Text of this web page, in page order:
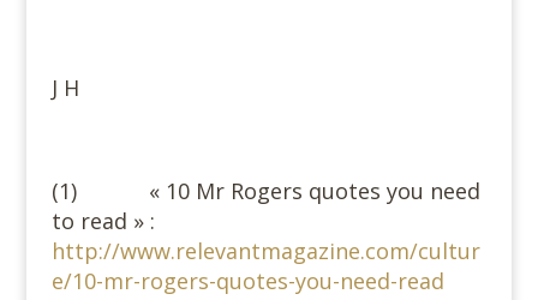
J H
(1) « 10 Mr Rogers quotes you need
to read » :
http://www.relevantmagazine.com/cultur
e/10-mr-rogers-quotes-you-need-read